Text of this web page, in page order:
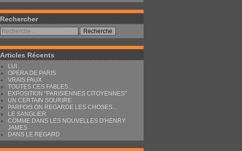
Rechercher
Articles Récents
LUI
OPERA DE PARIS
VRAIS FAUX
TOUTES CES FABLES...
EXPOSITION "PARISIENNES CITOYENNES"
UN CERTAIN SOURIRE
PARFOIS ON REGARDE LES CHOSES...
LE SANGLIER
COMME DANS LES NOUVELLES D'HENRY
JAMES
DANS LE REGARD